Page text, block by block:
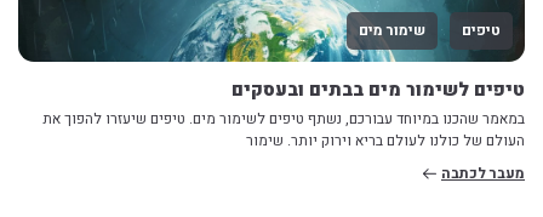
טיפים שימור מים
טיפים לשימור מים בבתים ובעסקים
במאמר שהכנו במיוחד עבורכם, נשתף טיפים לשימור מים. טיפים שיעזרו להפוך את
העולם של כולנו לעולם בריא וירוק יותר. שימור
מעבר לכתבה